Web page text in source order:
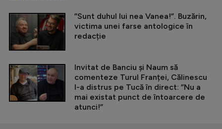
”Sunt duhul lui nea Vanea!”. Buzărin,
victima unei farse antologice în
redacție
Invitat de Banciu și Naum să
comenteze Turul Franței, Călinescu
l-a distrus pe Tucă în direct: ”Nu a
mai existat punct de întoarcere de
atunci!”